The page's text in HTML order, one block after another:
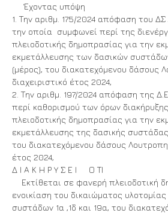
Έχοντας υπόψη
1. Την αριθμ. 175/2024 απόφαση του
την οποία συμφωνεί περί της
πλειοδοτικής δημοπρασίας για την
εκμετάλλευσης των δασικών
(μέρος), του διακατεχόμενου δάσους
διαχειριστικό έτος 2024,
2. Την αριθμ. 197/2024 απόφαση της
περί καθορισμού των όρων
πλειοδοτικής δημοπρασίας για την
εκμετάλλευσης της δασικής συστάδας
του διακατεχόμενου δάσους
έτος 2024,
Δ Ι Α Κ Η Ρ Υ Σ Ε Ι Ο ΤΙ
Εκτίθεται σε φανερή πλειοδοτική
ενοικίαση του δικαιώματος
συστάδων 1α ,1δ και 19α, του